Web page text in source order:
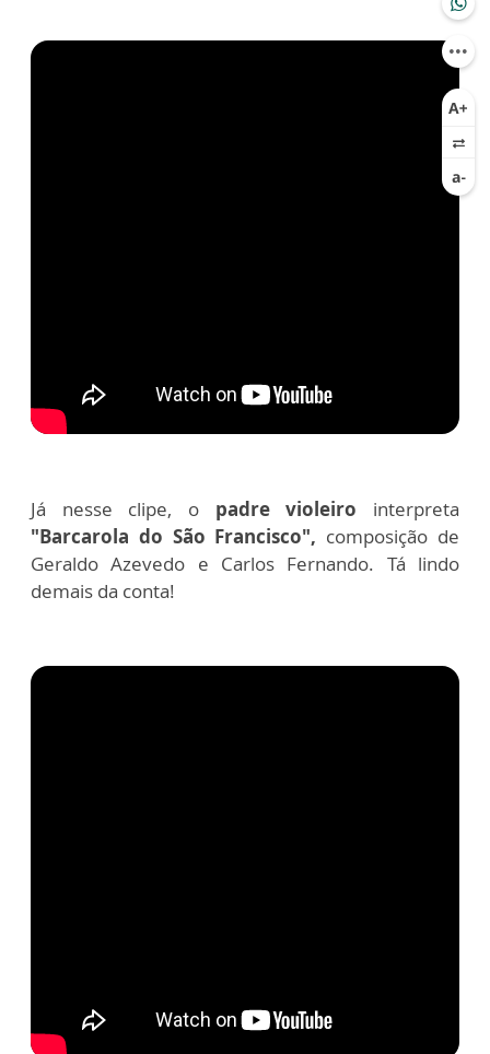
Já nesse clipe, o padre violeiro interpreta
"Barcarola do São Francisco", composição de
Geraldo Azevedo e Carlos Fernando. Tá lindo
demais da conta!